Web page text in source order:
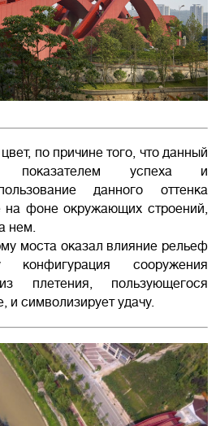
по причине того, что данный
показателем успеха и
данного оттенка
на фоне окружающих строений,
нем.
моста оказал влияние рельеф
конфигурация сооружения
плетения, пользующегося
и символизирует удачу.